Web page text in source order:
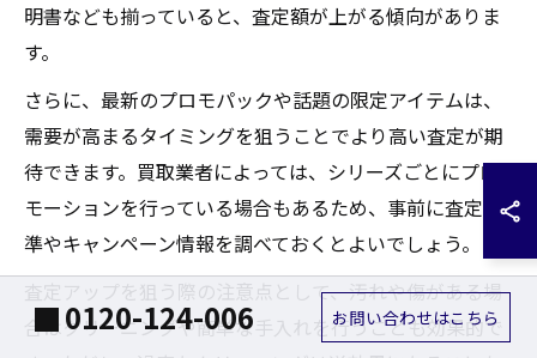
明書なども揃っていると、査定額が上がる傾向がありま
す。
さらに、最新のプロモパックや話題の限定アイテムは、
需要が高まるタイミングを狙うことでより高い査定が期
待できます。買取業者によっては、シリーズごとにプロ
モーションを行っている場合もあるため、事前に査定基
準やキャンペーン情報を調べておくとよいでしょう。
査定アップを狙う際の注意点として、汚れや傷がある場
合はクリーニングや簡単な手入れを行うことも効果的で
0120-124-006 お問い合わせはこちら